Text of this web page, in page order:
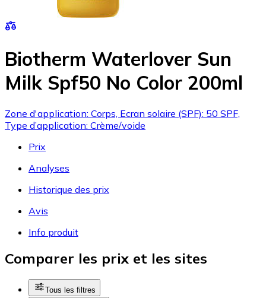
Biotherm Waterlover Sun
Milk Spf50 No Color 200ml
Zone d'application: Corps, Ecran solaire (SPF): 50 SPF,
Type d’application: Crème/voide
Prix
Analyses
Historique des prix
Avis
Info produit
Comparer les prix et les sites
Tous les filtres